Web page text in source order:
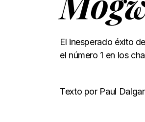
El inesperado éxito
el número 1 en los
Texto por Paul